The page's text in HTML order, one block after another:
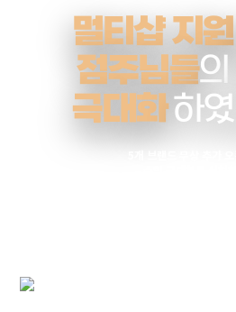
멀티샵 지원
점주님들의
극대화하였